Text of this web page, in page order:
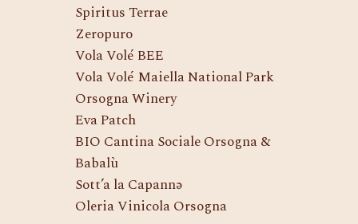
Spiritus Terrae
Zeropuro
Vola Volé BEE
Vola Volé Maiella National Park
Orsogna Winery
Eva Patch
BIO Cantina Sociale Orsogna &
Babalù
Sott’a la Capannə
Oleria Vinicola Orsogna